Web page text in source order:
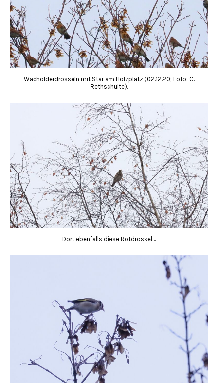
Wacholderdrosseln mit Star am Holzplatz (02.12.20; Foto: C.
Rethschulte).
Dort ebenfalls diese Rotdrossel…